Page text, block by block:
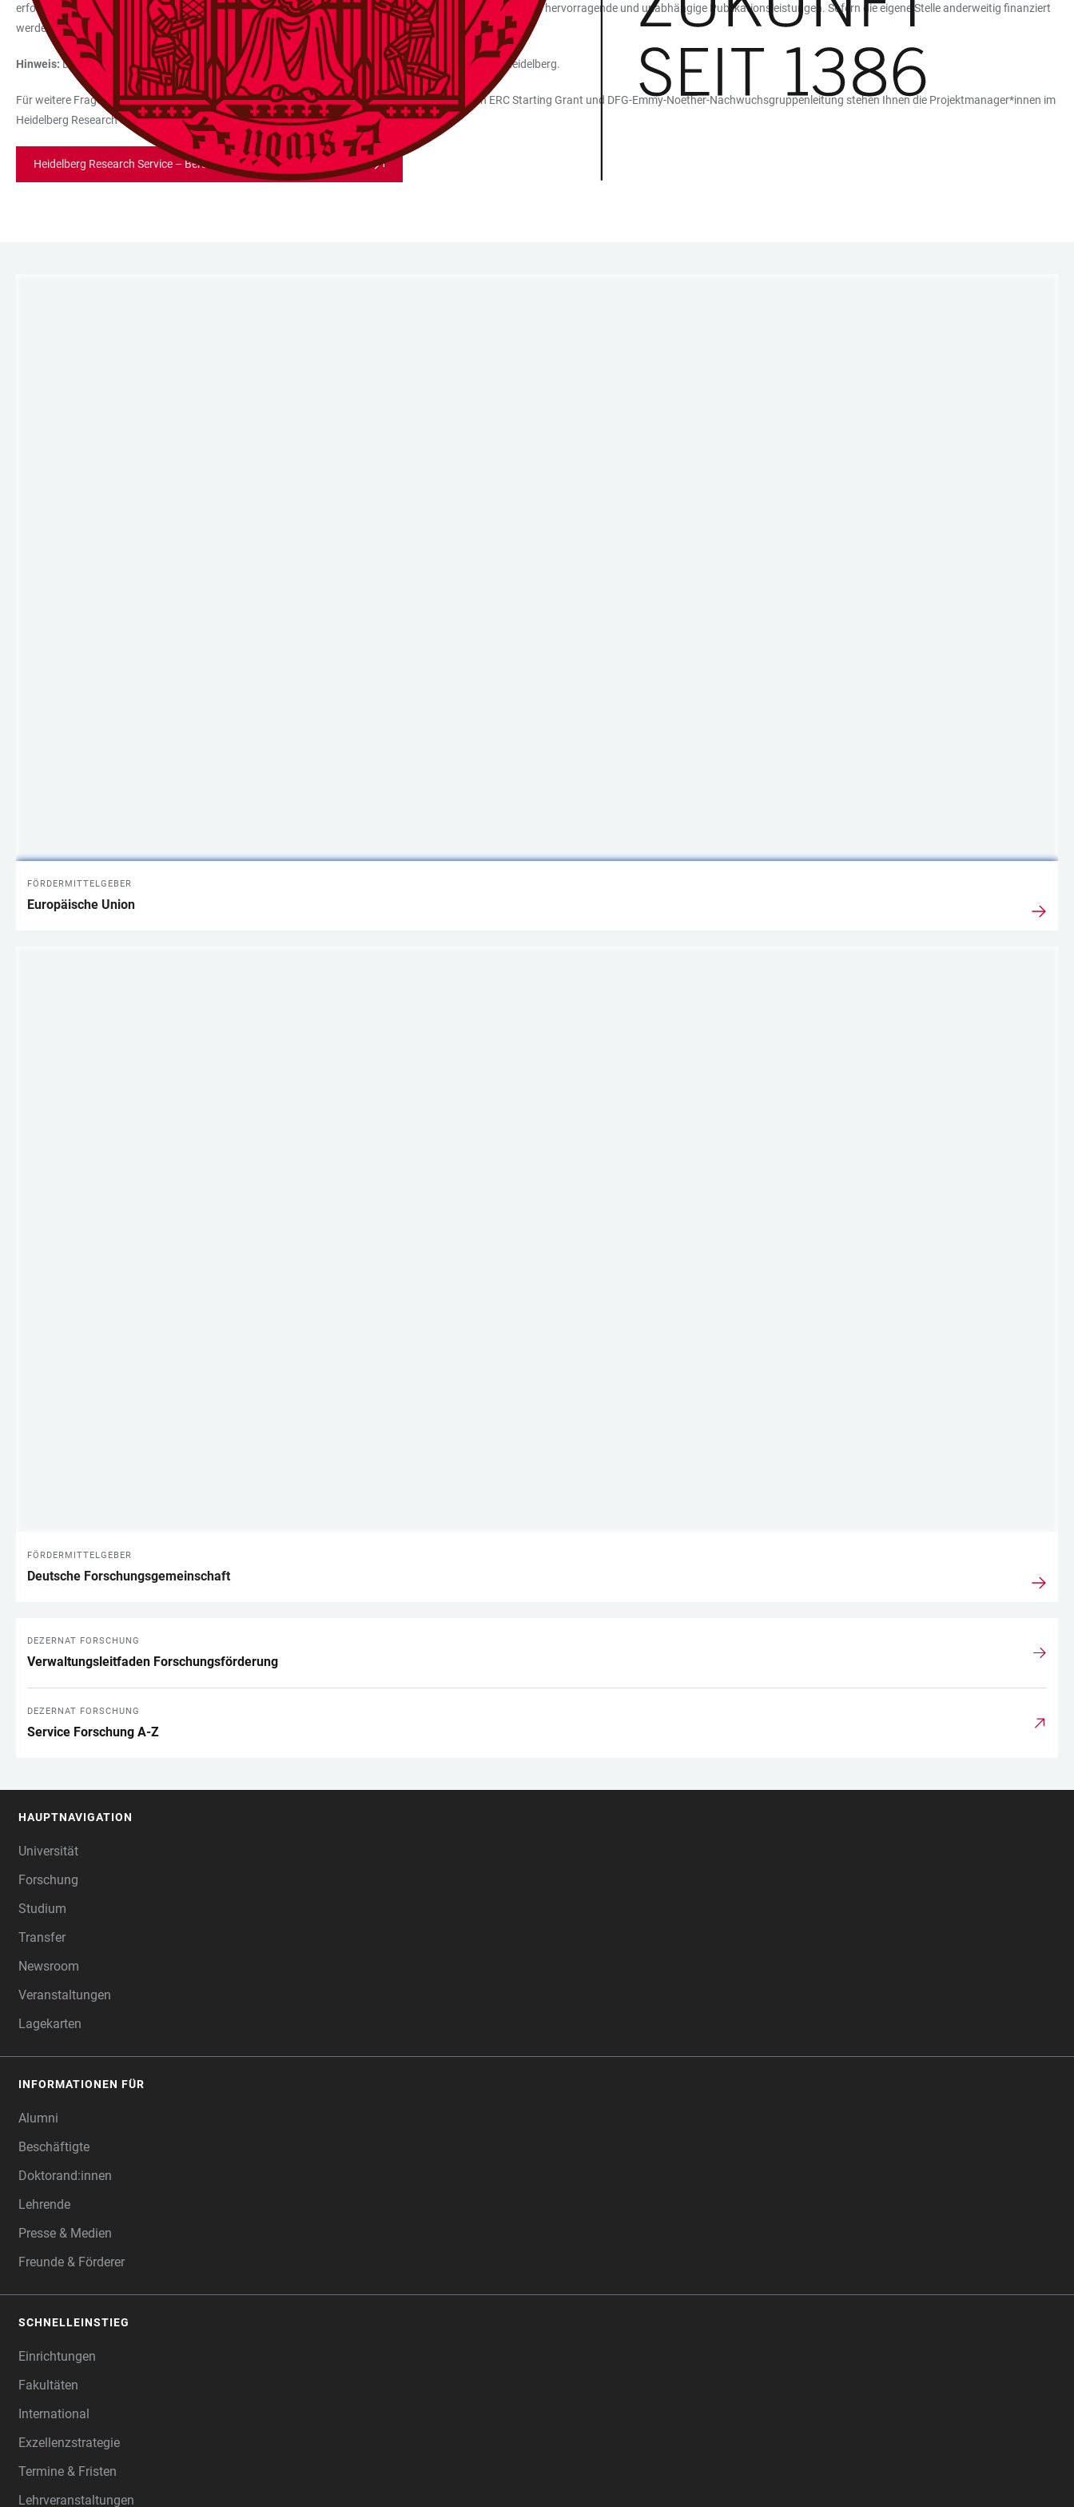
erfolgreiche Einwerbung weiterer Drittmittel in Höhe von mindestens 200.000 Euro sowie (2) fachspezifisch hervorragende und unabhängige Publikationsleistungen. Sofern die eigene Stelle anderweitig finanziert
werden kann, entfällt eine Überbrückungsfinanzierung.
Hinweis:Die Überbrückungsfinanzierung gilt nicht für die Medizinischen Fakultäten Mannheim und Heidelberg.
Für weitere Fragen zur Überbrückungsfinanzierung sowie die Beratung in den Antragsverfahren ERC Starting Grant und DFG-Emmy-Noether-Nachwuchsgruppenleitung stehen Ihnen die Projektmanager*innen im
Heidelberg Research Service des Dezernats Forschung gerne zur Verfügung.
Heidelberg Research Service – Beratung und Projektadministration
FÖRDERMITTELGEBER
Europäische Union
FÖRDERMITTELGEBER
Deutsche Forschungsgemeinschaft
DEZERNAT FORSCHUNG
Verwaltungsleitfaden Forschungsförderung
DEZERNAT FORSCHUNG
Service Forschung A-Z
HAUPTNAVIGATION
Universität
Forschung
Studium
Transfer
Newsroom
Veranstaltungen
Lagekarten
INFORMATIONEN FÜR
Alumni
Beschäftigte
Doktorand:innen
Lehrende
Presse & Medien
Freunde & Förderer
SCHNELLEINSTIEG
Einrichtungen
Fakultäten
International
Exzellenzstrategie
Termine & Fristen
Lehrveranstaltungen